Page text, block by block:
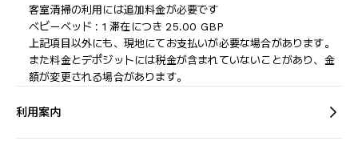
客室清掃の利用には追加料金が必要です
ベビーベッド : 1 滞在につき 25.00 GBP
上記項目以外にも、現地にてお支払いが必要な場合があります。
また料金とデポジットには税金が含まれていないことがあり、金
額が変更される場合があります。
利用案内